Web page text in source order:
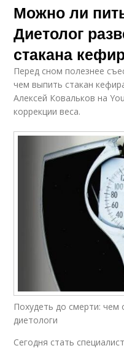
Можно ли
Диетолог
стакана
Перед сном полезнее
чем выпить стакан
Алексей Ковальков на
коррекции веса.
Похудеть до смерти:
диетологи
Сегодня стать